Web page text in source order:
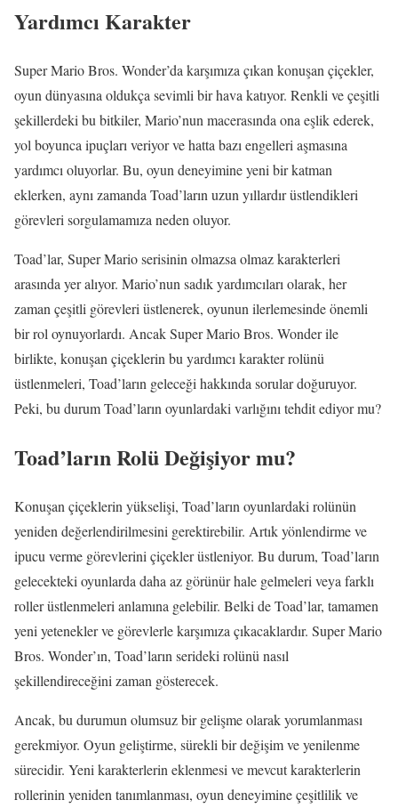
Yardımcı Karakter
Super Mario Bros. Wonder’da karşımıza çıkan konuşan çiçekler,
oyun dünyasına oldukça sevimli bir hava katıyor. Renkli ve çeşitli
şekillerdeki bu bitkiler, Mario’nun macerasında ona eşlik ederek,
yol boyunca ipuçları veriyor ve hatta bazı engelleri aşmasına
yardımcı oluyorlar. Bu, oyun deneyimine yeni bir katman
eklerken, aynı zamanda Toad’ların uzun yıllardır üstlendikleri
görevleri sorgulamamıza neden oluyor.
Toad’lar, Super Mario serisinin olmazsa olmaz karakterleri
arasında yer alıyor. Mario’nun sadık yardımcıları olarak, her
zaman çeşitli görevleri üstlenerek, oyunun ilerlemesinde önemli
bir rol oynuyorlardı. Ancak Super Mario Bros. Wonder ile
birlikte, konuşan çiçeklerin bu yardımcı karakter rolünü
üstlenmeleri, Toad’ların geleceği hakkında sorular doğuruyor.
Peki, bu durum Toad’ların oyunlardaki varlığını tehdit ediyor mu?
Toad’ların Rolü Değişiyor mu?
Konuşan çiçeklerin yükselişi, Toad’ların oyunlardaki rolünün
yeniden değerlendirilmesini gerektirebilir. Artık yönlendirme ve
ipucu verme görevlerini çiçekler üstleniyor. Bu durum, Toad’ların
gelecekteki oyunlarda daha az görünür hale gelmeleri veya farklı
roller üstlenmeleri anlamına gelebilir. Belki de Toad’lar, tamamen
yeni yetenekler ve görevlerle karşımıza çıkacaklardır. Super Mario
Bros. Wonder’ın, Toad’ların serideki rolünü nasıl
şekillendireceğini zaman gösterecek.
Ancak, bu durumun olumsuz bir gelişme olarak yorumlanması
gerekmiyor. Oyun geliştirme, sürekli bir değişim ve yenilenme
sürecidir. Yeni karakterlerin eklenmesi ve mevcut karakterlerin
rollerinin yeniden tanımlanması, oyun deneyimine çeşitlilik ve